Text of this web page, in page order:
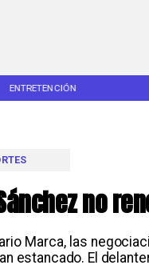
no
Marca, las
estancado. El